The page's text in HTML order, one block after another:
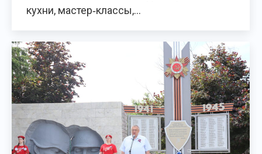
кухни, мастер‑классы,…